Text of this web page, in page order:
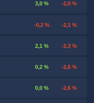
3,0 % -2,0 %
-0,2 % -2,1 %
2,1 % -2,3 %
0,2 % -2,6 %
0,0 % -2,6 %